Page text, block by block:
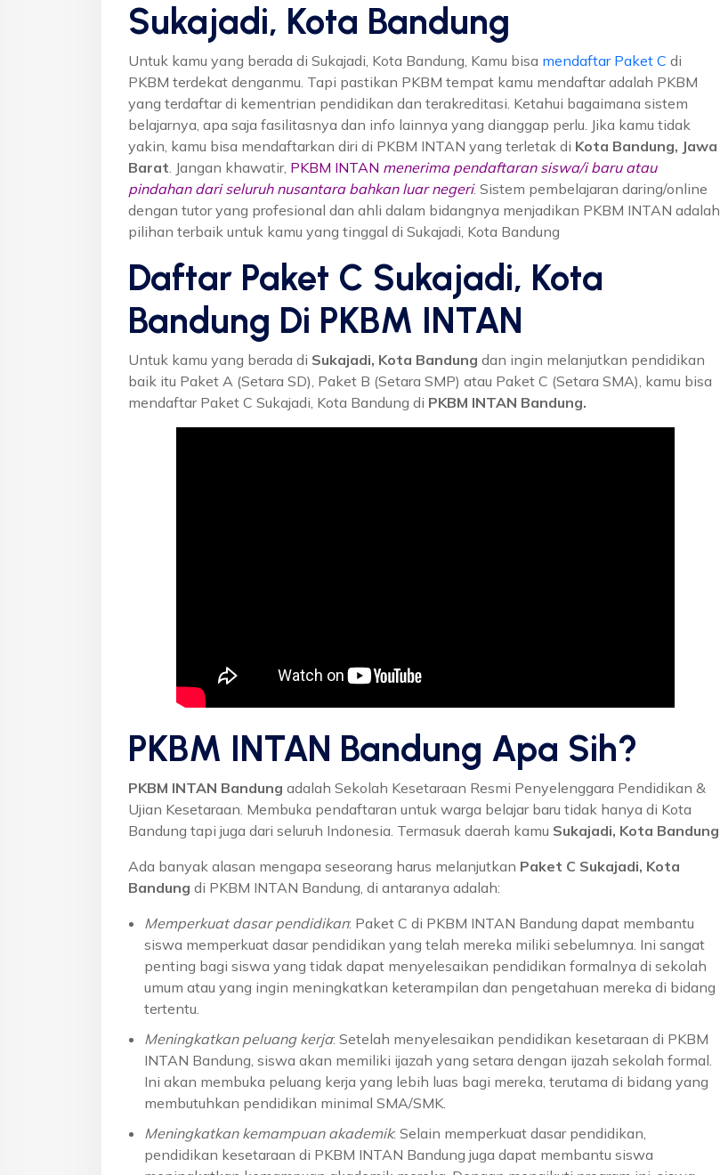
Sukajadi, Kota Bandung
Untuk kamu yang berada di Sukajadi, Kota Bandung, Kamu bisa mendaftar Paket C di
PKBM terdekat denganmu. Tapi pastikan PKBM tempat kamu mendaftar adalah PKBM
yang terdaftar di kementrian pendidikan dan terakreditasi. Ketahui bagaimana sistem
belajarnya, apa saja fasilitasnya dan info lainnya yang dianggap perlu. Jika kamu tidak
yakin, kamu bisa mendaftarkan diri di PKBM INTAN yang terletak di Kota Bandung, Jawa
Barat . Jangan khawatir, PKBM INTAN menerima pendaftaran siswa/i baru atau
pindahan dari seluruh nusantara bahkan luar negeri. Sistem pembelajaran daring/online
dengan tutor yang profesional dan ahli dalam bidangnya menjadikan PKBM INTAN adalah
pilihan terbaik untuk kamu yang tinggal di Sukajadi, Kota Bandung
Daftar Paket C Sukajadi, Kota
Bandung Di PKBM INTAN
Untuk kamu yang berada di Sukajadi, Kota Bandung dan ingin melanjutkan pendidikan
baik itu Paket A (Setara SD), Paket B (Setara SMP) atau Paket C (Setara SMA), kamu bisa
mendaftar Paket C Sukajadi, Kota Bandung di PKBM INTAN Bandung.
PKBM INTAN Bandung Apa Sih?
PKBM INTAN Bandung adalah Sekolah Kesetaraan Resmi Penyelenggara Pendidikan &
Ujian Kesetaraan. Membuka pendaftaran untuk warga belajar baru tidak hanya di Kota
Bandung tapi juga dari seluruh Indonesia. Termasuk daerah kamu Sukajadi, Kota Bandung
Ada banyak alasan mengapa seseorang harus melanjutkan Paket C Sukajadi, Kota
Bandung di PKBM INTAN Bandung, di antaranya adalah:
Memperkuat dasar pendidikan: Paket C di PKBM INTAN Bandung dapat membantu
siswa memperkuat dasar pendidikan yang telah mereka miliki sebelumnya. Ini sangat
penting bagi siswa yang tidak dapat menyelesaikan pendidikan formalnya di sekolah
umum atau yang ingin meningkatkan keterampilan dan pengetahuan mereka di bidang
tertentu.
Meningkatkan peluang kerja: Setelah menyelesaikan pendidikan kesetaraan di PKBM
INTAN Bandung, siswa akan memiliki ijazah yang setara dengan ijazah sekolah formal.
Ini akan membuka peluang kerja yang lebih luas bagi mereka, terutama di bidang yang
membutuhkan pendidikan minimal SMA/SMK.
Meningkatkan kemampuan akademik: Selain memperkuat dasar pendidikan,
pendidikan kesetaraan di PKBM INTAN Bandung juga dapat membantu siswa